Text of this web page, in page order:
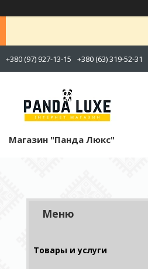
+380 (97) 927-13-15 +380 (63) 319-52-31
Магазин "Панда Люкс"
Товары и услуги